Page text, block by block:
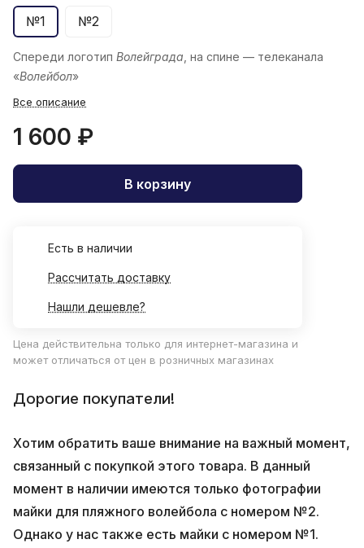
№1 №2
Спереди логотип Волейграда, на спине — телеканала
«Волейбол»
Все описание
1 600 ₽
В корзину
Есть в наличии
Рассчитать доставку
Нашли дешевле?
Цена действительна только для интернет-магазина и
может отличаться от цен в розничных магазинах
Дорогие покупатели!
Хотим обратить ваше внимание на важный момент,
связанный с покупкой этого товара. В данный
момент в наличии имеются только фотографии
майки для пляжного волейбола с номером №2.
Однако у нас также есть майки с номером №1.